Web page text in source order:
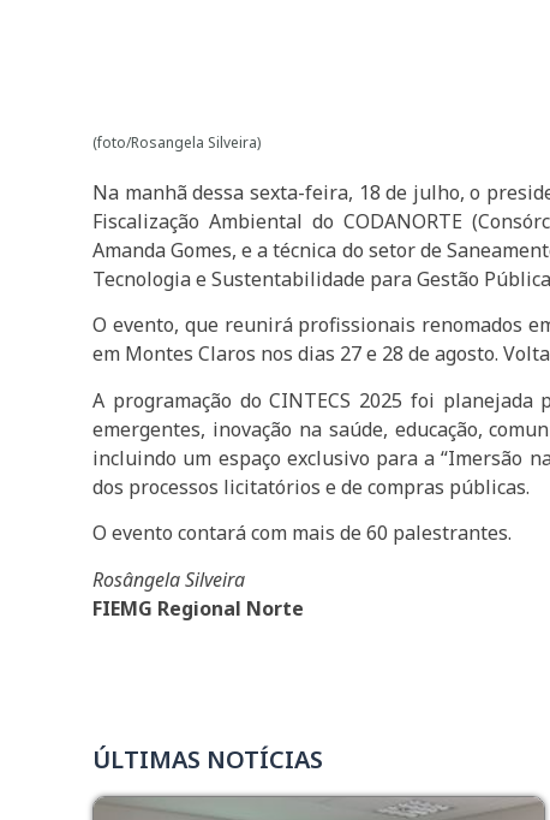
(foto/Rosangela Silveira)
Na manhã dessa sexta-feira, 18 de julho, o
Fiscalização Ambiental do CODANORTE
Amanda Gomes, e a técnica do setor de
Tecnologia e Sustentabilidade para Gestão
O evento, que reunirá profissionais renomados
em Montes Claros nos dias 27 e 28 de agosto.
A programação do CINTECS 2025 foi
emergentes, inovação na saúde, educação,
incluindo um espaço exclusivo para a “Imersão
dos processos licitatórios e de compras públicas.
O evento contará com mais de 60 palestrantes.
Rosângela Silveira
FIEMG Regional Norte
ÚLTIMAS NOTÍCIAS